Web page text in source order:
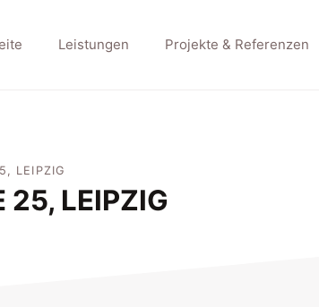
Leistungen Projekte & Referenzen
LEIPZIG
LEIPZIG